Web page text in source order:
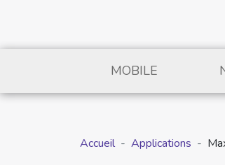
MOBILE
Accueil Applications